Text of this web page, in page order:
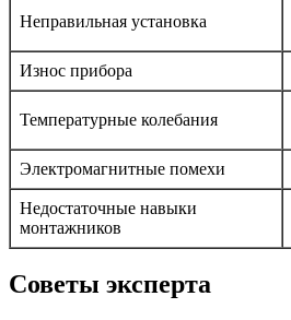
Неправильная установка
Износ прибора
Температурные колебания
Электромагнитные помехи
Недостаточные навыки
монтажников
Советы эксперта